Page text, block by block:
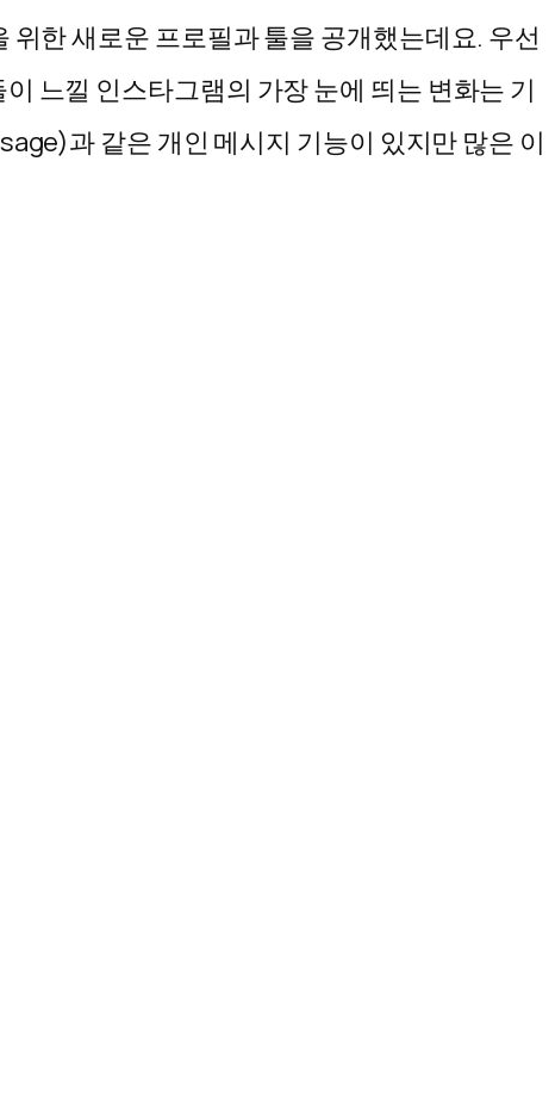
한 새로운 프로필과 툴을 공개했는데요. 우선
느낄 인스타그램의 가장 눈에 띄는 변화는 기
과 같은 개인 메시지 기능이 있지만 많은 이